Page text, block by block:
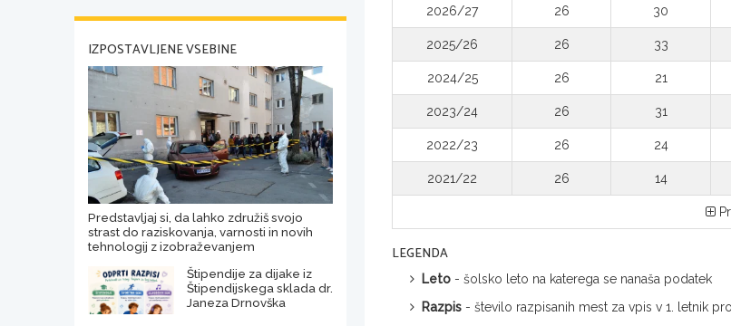
2026/27 26 30
2025/26 26 33
2024/25 26 21
2023/24 26 31
2022/23 26 24
2021/22 26 14
LEGENDA
Leto - šolsko leto na katerega se nanaša podatek
Razpis - število razpisanih mest za vpis v 1. letnik
IZPOSTAVLJENE VSEBINE
Predstavljaj si, da lahko združiš svojo
strast do raziskovanja, varnosti in novih
tehnologij z izobraževanjem
Štipendije za dijake iz
Štipendijskega sklada dr.
Janeza Drnovška